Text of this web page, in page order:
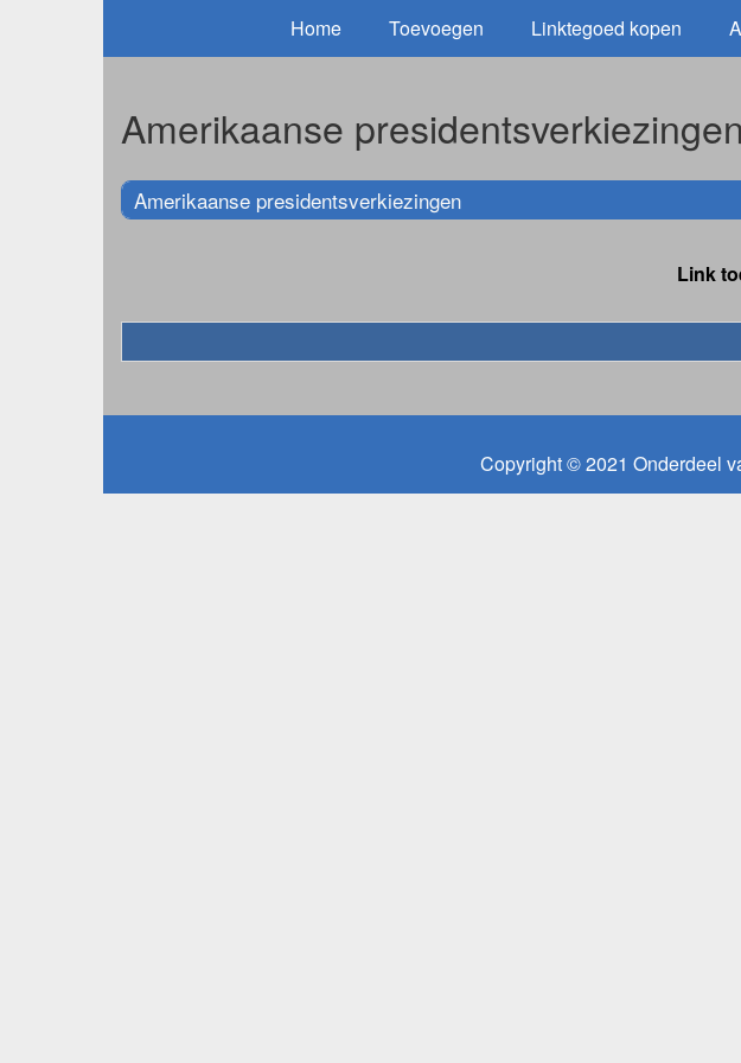
Home Toevoegen Linktegoed kopen
Amerikaanse presidentsverkiezingen
Amerikaanse presidentsverkiezingen
Link
Copyright © 2021 Onderdeel